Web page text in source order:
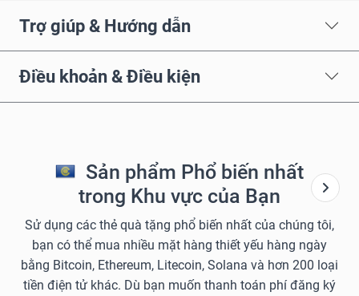
Trợ giúp & Hướng dẫn
Điều khoản & Điều kiện
Sản phẩm Phổ biến nhất
trong Khu vực của Bạn
Sử dụng các thẻ quà tặng phổ biến nhất của chúng tôi,
bạn có thể mua nhiều mặt hàng thiết yếu hàng ngày
bằng Bitcoin, Ethereum, Litecoin, Solana và hơn 200 loại
tiền điện tử khác. Dù bạn muốn thanh toán phí đăng ký